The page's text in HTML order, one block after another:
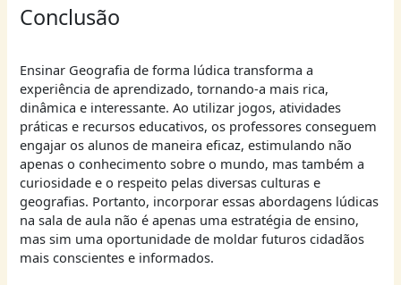
Conclusão
Ensinar Geografia de forma lúdica transforma a
experiência de aprendizado, tornando-a mais rica,
dinâmica e interessante. Ao utilizar jogos, atividades
práticas e recursos educativos, os professores conseguem
engajar os alunos de maneira eficaz, estimulando não
apenas o conhecimento sobre o mundo, mas também a
curiosidade e o respeito pelas diversas culturas e
geografias. Portanto, incorporar essas abordagens lúdicas
na sala de aula não é apenas uma estratégia de ensino,
mas sim uma oportunidade de moldar futuros cidadãos
mais conscientes e informados.